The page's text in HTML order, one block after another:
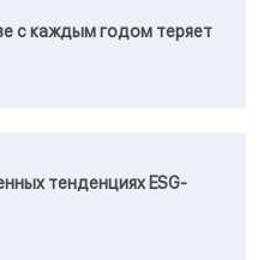
с каждым годом теряет
тенденциях ESG-